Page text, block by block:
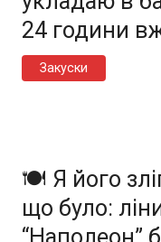
24 години
Закуски
🍽️ Я його
що було:
“Наполеон”